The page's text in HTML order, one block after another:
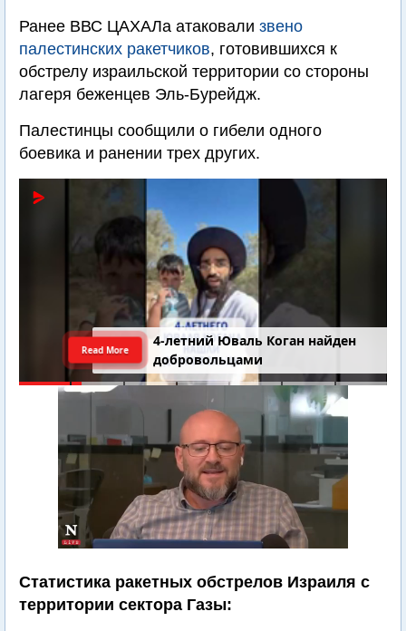
Ранее ВВС ЦАХАЛа атаковали звено
палестинских ракетчиков, готовившихся к
обстрелу израильской территории со стороны
лагеря беженцев Эль-Бурейдж.
Палестинцы сообщили о гибели одного
боевика и ранении трех других.
4-летний Юваль Коган найден
добровольцами
Read More
Статистика ракетных обстрелов Израиля с
территории сектора Газы: